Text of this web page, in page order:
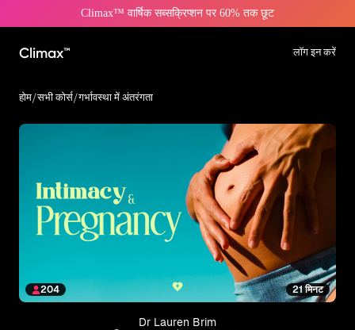
Climax™ वार्षिक सब्सक्रिप्शन पर 60% तक छूट
Climax™ लॉग इन करें
होम/सभी कोर्स/गर्भावस्था में अंतरंगता
21 मिनट
204
Dr Lauren Brim